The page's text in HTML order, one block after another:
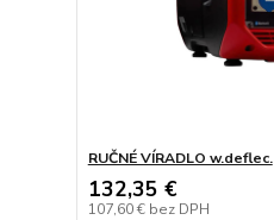
RUČNÉ VÍRADLO w.deflec.
132,35 €
107,60 € bez DPH